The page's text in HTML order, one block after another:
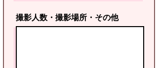
撮影人数・撮影場所・その他